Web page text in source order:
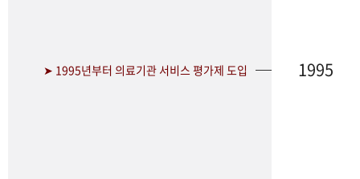
➤ 1995년부터 의료기관 서비스 평가제 도입 1995